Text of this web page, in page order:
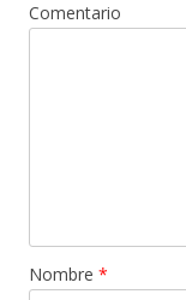
Comentario
Nombre *